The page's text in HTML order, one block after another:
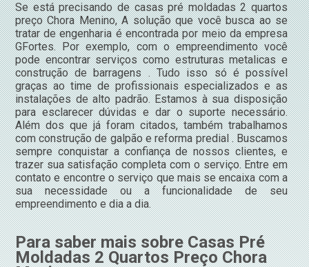
Se está precisando de casas pré moldadas 2 quartos
preço Chora Menino, A solução que você busca ao se
tratar de engenharia é encontrada por meio da empresa
GFortes. Por exemplo, com o empreendimento você
pode encontrar serviços como estruturas metalicas e
construção de barragens . Tudo isso só é possível
graças ao time de profissionais especializados e as
instalações de alto padrão. Estamos à sua disposição
para esclarecer dúvidas e dar o suporte necessário.
Além dos que já foram citados, também trabalhamos
com construção de galpão e reforma predial . Buscamos
sempre conquistar a confiança de nossos clientes, e
trazer sua satisfação completa com o serviço. Entre em
contato e encontre o serviço que mais se encaixa com a
sua necessidade ou a funcionalidade de seu
empreendimento e dia a dia.
Para saber mais sobre Casas Pré
Moldadas 2 Quartos Preço Chora